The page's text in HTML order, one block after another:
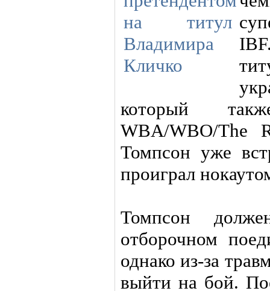
который
WBA/WBO/The
Томпсон уже
проиграл
Томпсон
отборочном
однако из-за
выйти на бой.